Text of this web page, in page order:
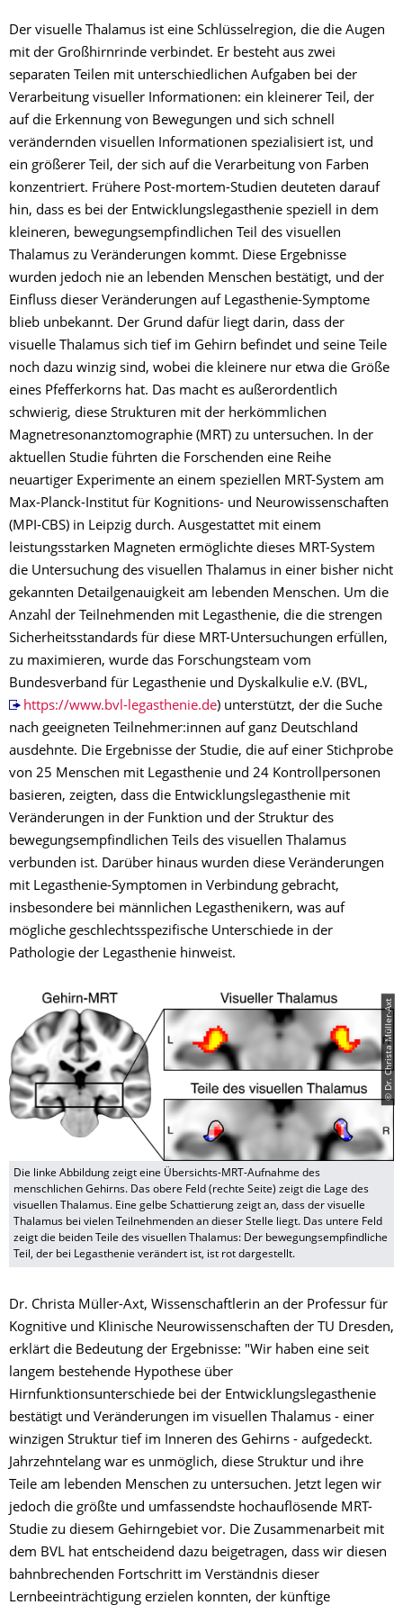
Der visuelle Thalamus ist eine Schlüsselregion, die die Augen
mit der Großhirnrinde verbindet. Er besteht aus zwei
separaten Teilen mit unterschiedlichen Aufgaben bei der
Verarbeitung visueller Informationen: ein kleinerer Teil, der
auf die Erkennung von Bewegungen und sich schnell
verändernden visuellen Informationen spezialisiert ist, und
ein größerer Teil, der sich auf die Verarbeitung von Farben
konzentriert. Frühere Post-mortem-Studien deuteten darauf
hin, dass es bei der Entwicklungslegasthenie speziell in dem
kleineren, bewegungsempfindlichen Teil des visuellen
Thalamus zu Veränderungen kommt. Diese Ergebnisse
wurden jedoch nie an lebenden Menschen bestätigt, und der
Einfluss dieser Veränderungen auf Legasthenie-Symptome
blieb unbekannt. Der Grund dafür liegt darin, dass der
visuelle Thalamus sich tief im Gehirn befindet und seine Teile
noch dazu winzig sind, wobei die kleinere nur etwa die Größe
eines Pfefferkorns hat. Das macht es außerordentlich
schwierig, diese Strukturen mit der herkömmlichen
Magnetresonanztomographie (MRT) zu untersuchen. In der
aktuellen Studie führten die Forschenden eine Reihe
neuartiger Experimente an einem speziellen MRT-System am
Max-Planck-Institut für Kognitions- und Neurowissenschaften
(MPI-CBS) in Leipzig durch. Ausgestattet mit einem
leistungsstarken Magneten ermöglichte dieses MRT-System
die Untersuchung des visuellen Thalamus in einer bisher nicht
gekannten Detailgenauigkeit am lebenden Menschen. Um die
Anzahl der Teilnehmenden mit Legasthenie, die die strengen
Sicherheitsstandards für diese MRT-Untersuchungen erfüllen,
zu maximieren, wurde das Forschungsteam vom
Bundesverband für Legasthenie und Dyskalkulie e.V. (BVL,
https://www.bvl-legasthenie.de) unterstützt, der die Suche
nach geeigneten Teilnehmer:innen auf ganz Deutschland
ausdehnte. Die Ergebnisse der Studie, die auf einer Stichprobe
von 25 Menschen mit Legasthenie und 24 Kontrollpersonen
basieren, zeigten, dass die Entwicklungslegasthenie mit
Veränderungen in der Funktion und der Struktur des
bewegungsempfindlichen Teils des visuellen Thalamus
verbunden ist. Darüber hinaus wurden diese Veränderungen
mit Legasthenie-Symptomen in Verbindung gebracht,
insbesondere bei männlichen Legasthenikern, was auf
mögliche geschlechtsspezifische Unterschiede in der
Pathologie der Legasthenie hinweist.
© Dr. Christa Müller-Axt
Die linke Abbildung zeigt eine Übersichts-MRT-Aufnahme des
menschlichen Gehirns. Das obere Feld (rechte Seite) zeigt die Lage des
visuellen Thalamus. Eine gelbe Schattierung zeigt an, dass der visuelle
Thalamus bei vielen Teilnehmenden an dieser Stelle liegt. Das untere Feld
zeigt die beiden Teile des visuellen Thalamus: Der bewegungsempfindliche
Teil, der bei Legasthenie verändert ist, ist rot dargestellt.
Dr. Christa Müller-Axt, Wissenschaftlerin an der Professur für
Kognitive und Klinische Neurowissenschaften der TU Dresden,
erklärt die Bedeutung der Ergebnisse: "Wir haben eine seit
langem bestehende Hypothese über
Hirnfunktionsunterschiede bei der Entwicklungslegasthenie
bestätigt und Veränderungen im visuellen Thalamus - einer
winzigen Struktur tief im Inneren des Gehirns - aufgedeckt.
Jahrzehntelang war es unmöglich, diese Struktur und ihre
Teile am lebenden Menschen zu untersuchen. Jetzt legen wir
jedoch die größte und umfassendste hochauflösende MRT-
Studie zu diesem Gehirngebiet vor. Die Zusammenarbeit mit
dem BVL hat entscheidend dazu beigetragen, dass wir diesen
bahnbrechenden Fortschritt im Verständnis dieser
Lernbeeinträchtigung erzielen konnten, der künftige